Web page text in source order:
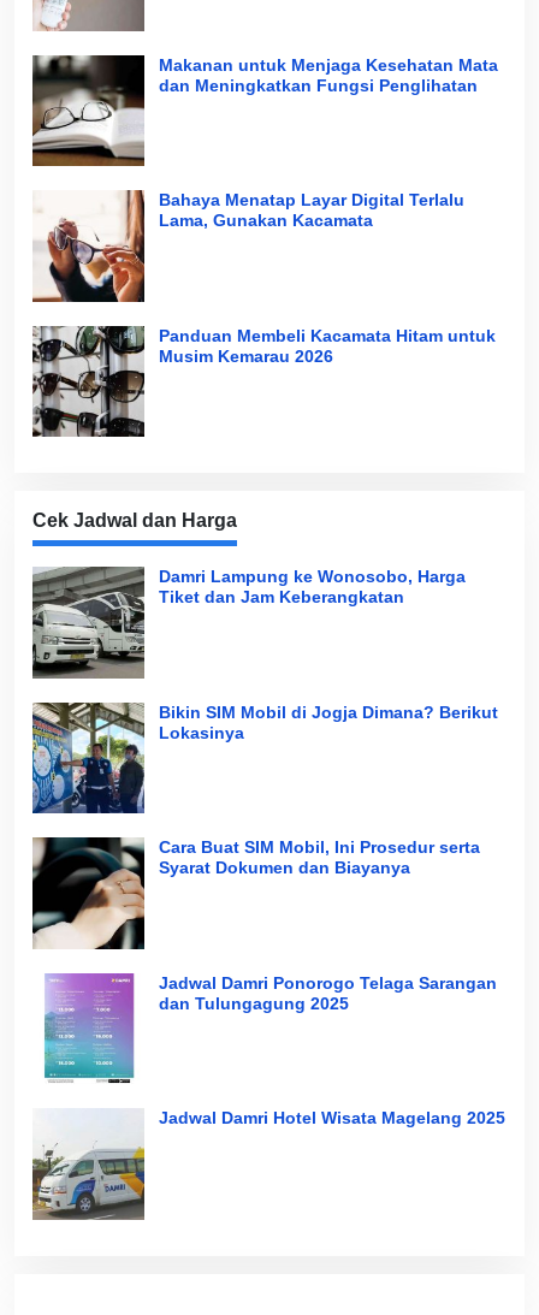
Makanan untuk Menjaga Kesehatan Mata
dan Meningkatkan Fungsi Penglihatan
Bahaya Menatap Layar Digital Terlalu
Lama, Gunakan Kacamata
Panduan Membeli Kacamata Hitam untuk
Musim Kemarau 2026
Cek Jadwal dan Harga
Damri Lampung ke Wonosobo, Harga
Tiket dan Jam Keberangkatan
Bikin SIM Mobil di Jogja Dimana? Berikut
Lokasinya
Cara Buat SIM Mobil, Ini Prosedur serta
Syarat Dokumen dan Biayanya
Jadwal Damri Ponorogo Telaga Sarangan
dan Tulungagung 2025
Jadwal Damri Hotel Wisata Magelang 2025